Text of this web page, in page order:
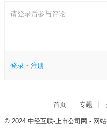
请登录后参与评论...
登录• 注册
首页 专题
© 2024 中经互联-上市公司网 - 网站